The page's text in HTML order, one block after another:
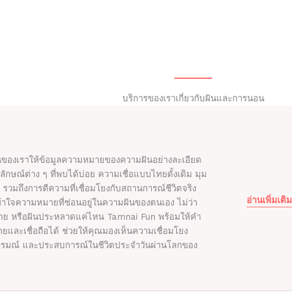
บริการของเราเกี่ยวกับฝันและการนอน
องเราให้ข้อมูลความหมายของความฝันอย่างละเอียด
กษณ์ต่าง ๆ ที่พบได้บ่อย ความเชื่อแบบไทยดั้งเดิม มุม
รวมถึงการตีความที่เชื่อมโยงกับสถานการณ์ชีวิตจริง
ใจความหมายที่ซ่อนอยู่ในความฝันของตนเอง ไม่ว่า
หรือฝันประหลาดแค่ไหน Tamnai Fun พร้อมให้คำ
ยและเชื่อถือได้ ช่วยให้คุณมองเห็นความเชื่อมโยง
รมณ์ และประสบการณ์ในชีวิตประจำวันผ่านโลกของ
อ่านเพิ่มเติม